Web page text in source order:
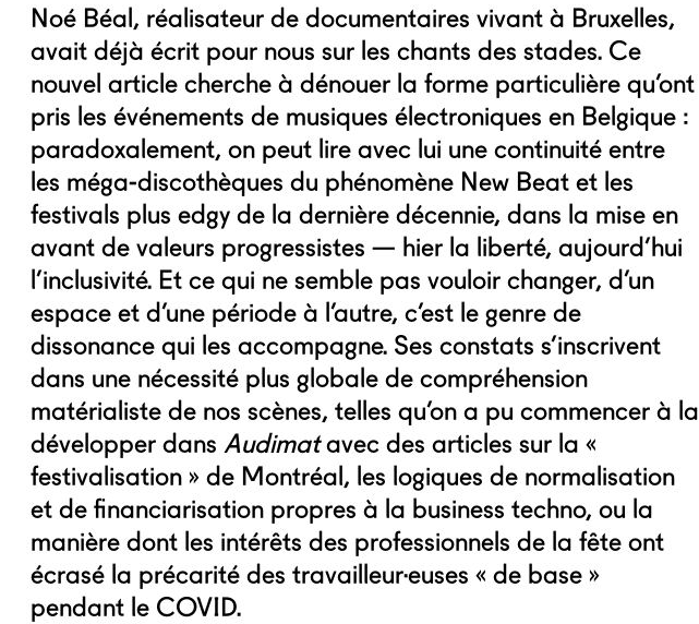
Noé Béal, réalisateur de documentaires vivant à Bruxelles,
avait déjà écrit pour nous sur les chants des stades. Ce
nouvel article cherche à dénouer la forme particulière qu’ont
pris les événements de musiques électroniques en Belgique :
paradoxalement, on peut lire avec lui une continuité entre
les méga-discothèques du phénomène New Beat et les
festivals plus edgy de la dernière décennie, dans la mise en
avant de valeurs progressistes — hier la liberté, aujourd’hui
l’inclusivité. Et ce qui ne semble pas vouloir changer, d’un
espace et d’une période à l’autre, c’est le genre de
dissonance qui les accompagne. Ses constats s’inscrivent
dans une nécessité plus globale de compréhension
matérialiste de nos scènes, telles qu’on a pu commencer à la
développer dans Audimatavec des articles sur la «
festivalisation » de Montréal, les logiques de normalisation
et de financiarisation propres à la business techno, ou la
manière dont les intérêts des professionnels de la fête ont
écrasé la précarité des travailleur·euses « de base »
pendant le COVID.